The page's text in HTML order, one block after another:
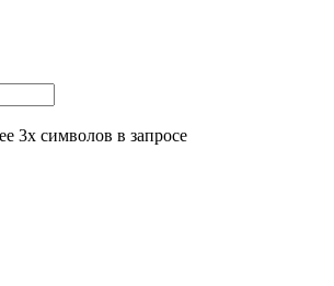
3х символов в запросе